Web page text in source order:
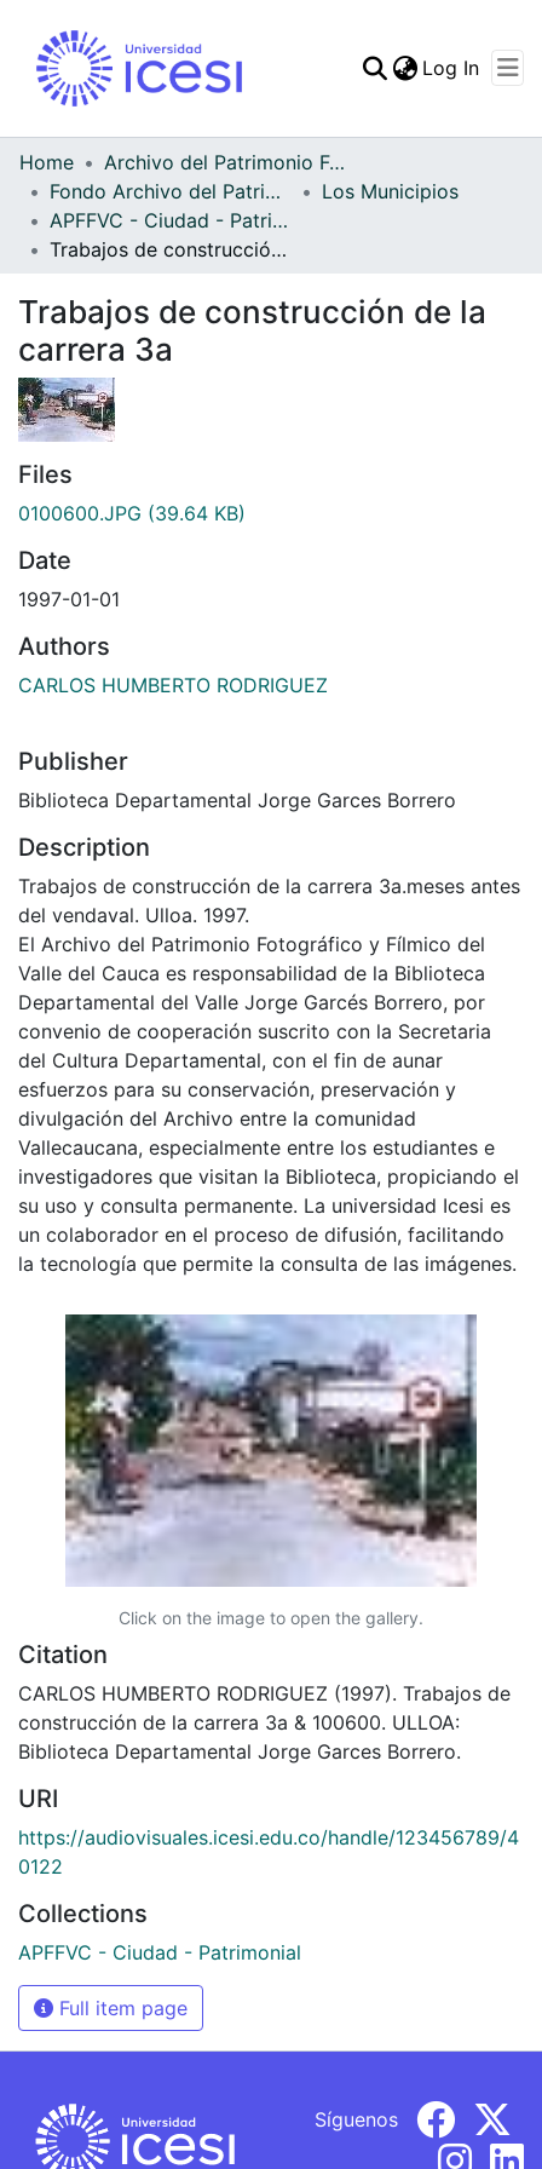
Statistics
Log In
Home
Archivo del Patrimonio Fotográfico y Fílmico del Valle del Cauca
Fondo Archivo del Patrimonio Fotográfico y Fílmico del Valle del Cauca
Los Municipios
APFFVC - Ciudad - Patrimonial
Trabajos de construcción de la carrera 3a
Trabajos de construcción de la
carrera 3a
Files
0100600.JPG (39.64 KB)
Date
1997-01-01
Authors
CARLOS HUMBERTO RODRIGUEZ
Publisher
Biblioteca Departamental Jorge Garces Borrero
Description
Trabajos de construcción de la carrera 3a.meses antes
del vendaval. Ulloa. 1997.
El Archivo del Patrimonio Fotográfico y Fílmico del
Valle del Cauca es responsabilidad de la Biblioteca
Departamental del Valle Jorge Garcés Borrero, por
convenio de cooperación suscrito con la Secretaria
del Cultura Departamental, con el fin de aunar
esfuerzos para su conservación, preservación y
divulgación del Archivo entre la comunidad
Vallecaucana, especialmente entre los estudiantes e
investigadores que visitan la Biblioteca, propiciando el
su uso y consulta permanente. La universidad Icesi es
un colaborador en el proceso de difusión, facilitando
la tecnología que permite la consulta de las imágenes.
Click on the image to open the gallery.
Citation
CARLOS HUMBERTO RODRIGUEZ (1997). Trabajos de
construcción de la carrera 3a & 100600. ULLOA:
Biblioteca Departamental Jorge Garces Borrero.
URI
https://audiovisuales.icesi.edu.co/handle/123456789/4
0122
Collections
APFFVC - Ciudad - Patrimonial
Full item page
Síguenos